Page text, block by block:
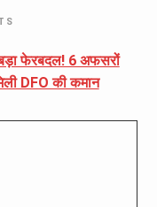
बड़ा फेरबदल! 6 अफसरों
DFO की कमान